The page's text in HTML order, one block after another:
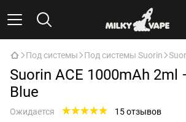
Под системы Под системы Suorin
Suorin ACE 1000mAh 2ml
Blue
Ожидается 15 отзывов